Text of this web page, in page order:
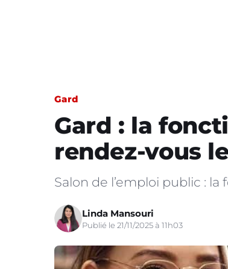
Gard
Gard : la
rendez-vous
Salon de l’emploi public :
Linda Mansouri
Publié le 21/11/2025 à 11h03